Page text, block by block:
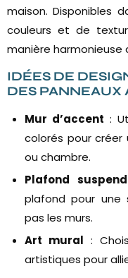
maison. Disponibles
couleurs et de
manière harmonieuse
IDÉES DE
DES PANNEAUX
Mur d’accent :
colorés pour créer
ou chambre.
Plafond
plafond pour une
pas les murs.
Art mural :
artistiques pour